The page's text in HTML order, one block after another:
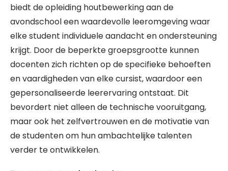
biedt de opleiding houtbewerking aan de
avondschool een waardevolle leeromgeving waar
elke student individuele aandacht en ondersteuning
krijgt. Door de beperkte groepsgrootte kunnen
docenten zich richten op de specifieke behoeften
en vaardigheden van elke cursist, waardoor een
gepersonaliseerde leerervaring ontstaat. Dit
bevordert niet alleen de technische vooruitgang,
maar ook het zelfvertrouwen en de motivatie van
de studenten om hun ambachtelijke talenten
verder te ontwikkelen.